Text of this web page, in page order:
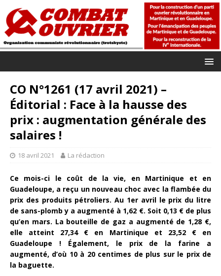
CO N°1261 (17 avril 2021) –
Éditorial : Face à la hausse des
prix : augmentation générale des
salaires !
18 avril 2021 La rédaction
Ce mois-ci le coût de la vie, en Martinique et en
Guadeloupe, a reçu un nouveau choc avec la flambée du
prix des produits pétroliers. Au 1er avril le prix du litre
de sans-plomb y a augmenté à 1,62 €. Soit 0,13 € de plus
qu’en mars. La bouteille de gaz a augmenté de 1,28 €,
elle atteint 27,34 € en Martinique et 23,52 € en
Guadeloupe ! Également, le prix de la farine a
augmenté, d’où 10 à 20 centimes de plus sur le prix de
la baguette.